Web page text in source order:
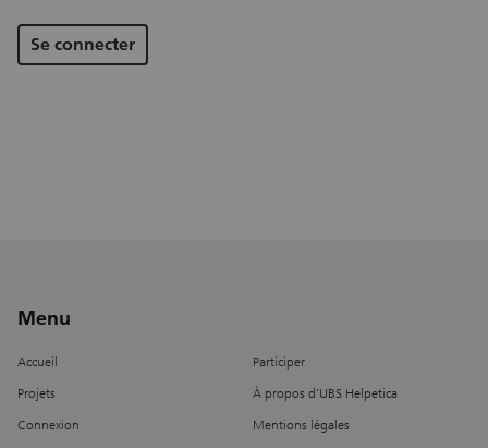
Se connecter
Menu
Accueil Participer
Projets À propos d’UBS Helpetica
Connexion Mentions légales